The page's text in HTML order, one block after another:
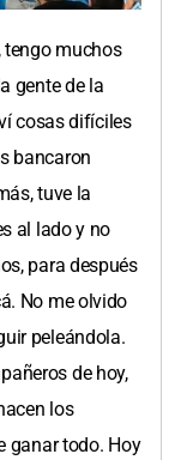
tengo muchos
gente de la
cosas difíciles
bancaron
tuve la
al lado y no
para después
No me olvido
peleándola.
de hoy,
los
ganar todo. Hoy